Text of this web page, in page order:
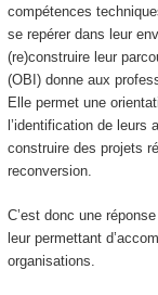
compétences
se repérer dans leur
(re)construire leur
(OBI) donne aux
Elle permet une
l’identification de
construire des projets
reconversion.
C’est donc une
leur permettant
organisations.